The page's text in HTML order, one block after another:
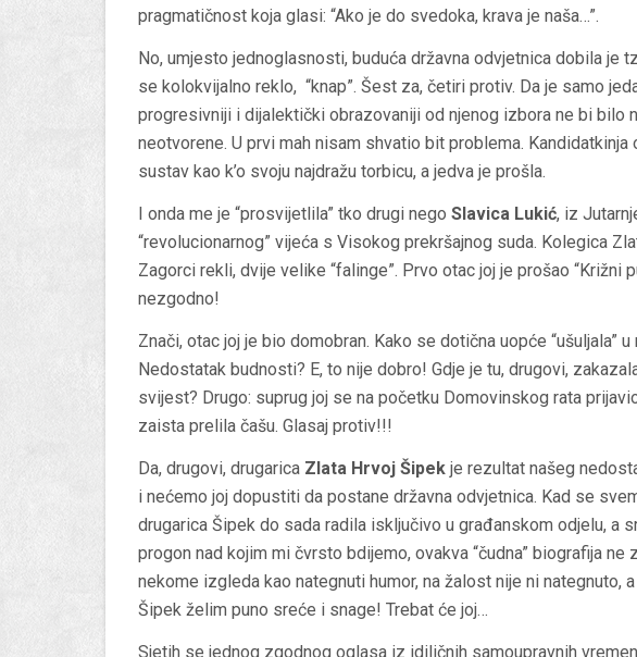
pragmatičnost koja glasi: “Ako je do svedoka, krava je naša…”.
No, umjesto jednoglasnosti, buduća državna odvjetnica dobila je
se kolokvijalno reklo, “knap”. Šest za, četiri protiv. Da je samo
progresivniji i dijalektički obrazovaniji od njenog izbora ne bi bilo
neotvorene. U prvi mah nisam shvatio bit problema. Kandidatkinja
sustav kao k’o svoju najdražu torbicu, a jedva je prošla.
I onda me je “prosvijetlila” tko drugi nego Slavica Lukić, iz
“revolucionarnog” vijeća s Visokog prekršajnog suda. Kolegica
Zagorci rekli, dvije velike “falinge”. Prvo otac joj je prošao “Križni
nezgodno!
Znači, otac joj je bio domobran. Kako se dotična uopće “ušuljala”
Nedostatak budnosti? E, to nije dobro! Gdje je tu, drugovi,
svijest? Drugo: suprug joj se na početku Domovinskog rata
zaista prelila čašu. Glasaj protiv!!!
Da, drugovi, drugarica Zlata Hrvoj Šipek je rezultat našeg
i nećemo joj dopustiti da postane državna odvjetnica. Kad se
drugarica Šipek do sada radila isključivo u građanskom odjelu, a
progon nad kojim mi čvrsto bdijemo, ovakva “čudna” biografija
nekome izgleda kao nategnuti humor, na žalost nije ni nategnuto,
Šipek želim puno sreće i snage! Trebat će joj…
Sjetih se jednog zgodnog oglasa iz idiličnih samoupravnih